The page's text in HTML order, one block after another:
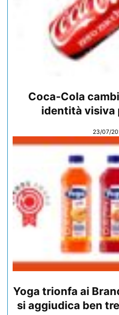
Coca-Cola
identità visiva
23/07/
Yoga trionfa ai
si aggiudica ben